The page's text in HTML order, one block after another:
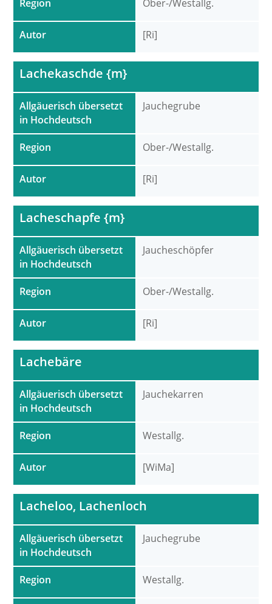
Region
Autor
Ober-/Westallg.
[Ri]
Allgäuerisch übersetzt
in Hochdeutsch
Region
Autor
Lachekaschde {m}
Jauchegrube
Ober-/Westallg.
[Ri]
Allgäuerisch übersetzt
in Hochdeutsch
Region
Autor
Lacheschapfe {m}
Jaucheschöpfer
Ober-/Westallg.
[Ri]
Allgäuerisch übersetzt
in Hochdeutsch
Region
Autor
Lachebäre
Jauchekarren
Westallg.
[WiMa]
Allgäuerisch übersetzt
in Hochdeutsch
Region
Lacheloo, Lachenloch
Jauchegrube
Westallg.